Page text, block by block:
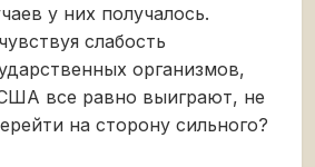
у них получалось.
слабость
организмов,
все равно выиграют, не
на сторону сильного?